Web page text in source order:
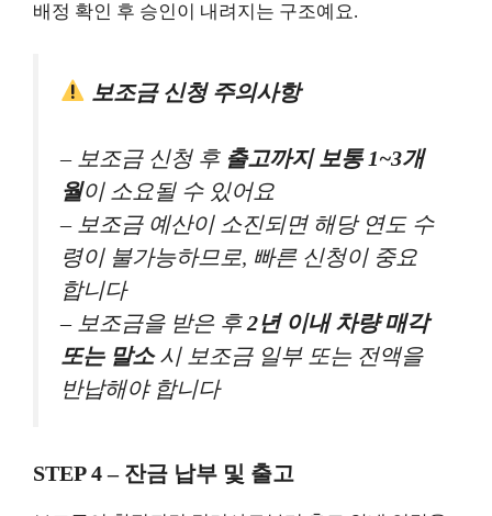
배정 확인 후 승인이 내려지는 구조예요.
보조금 신청 주의사항
– 보조금 신청 후 출고까지 보통 1~3개
월이 소요될 수 있어요
– 보조금 예산이 소진되면 해당 연도 수
령이 불가능하므로, 빠른 신청이 중요
합니다
– 보조금을 받은 후2년 이내 차량 매각
또는 말소시 보조금 일부 또는 전액을
반납해야 합니다
STEP 4 – 잔금 납부 및 출고